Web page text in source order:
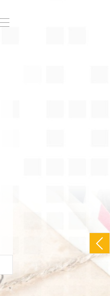
Off-Canvas Toggle